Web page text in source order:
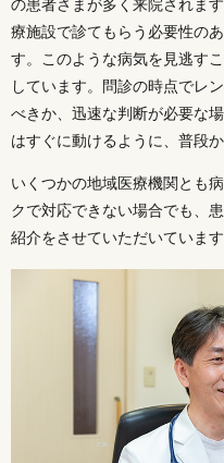
の患者さまが多く来院されま
療施設で診てもらう必要性の
す。このような病気を見逃す
しています。問診の時点でレ
べきか、迅速な判断が必要な
はすぐに動けるように、普段
いくつかの地域医療機関とも
クで対応できない場合でも、
紹介をさせていただいています